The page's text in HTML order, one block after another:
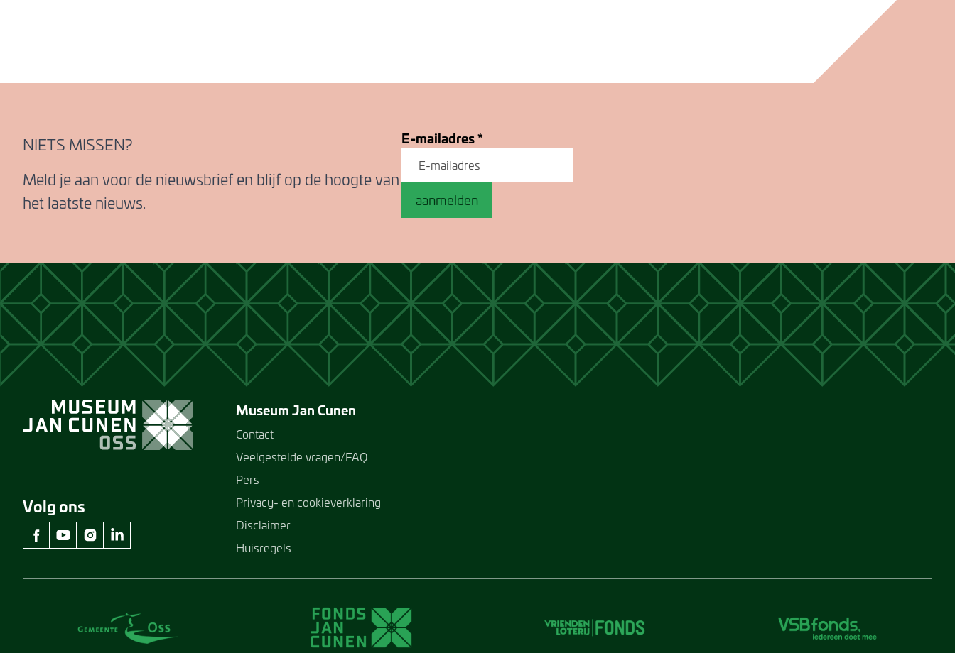
NIETS MISSEN?
Meld je aan voor de nieuwsbrief en blijf op de hoogte van
het laatste nieuws.
E-mailadres*
aanmelden
Volg ons
facebook Museum Jan Cunen
youtube Museum Jan Cunen
instagram Museum Jan Cunen
linkedin Museum Jan Cunen
Museum Jan Cunen
Contact
Veelgestelde vragen/FAQ
Pers
Privacy- en cookieverklaring
Disclaimer
Huisregels